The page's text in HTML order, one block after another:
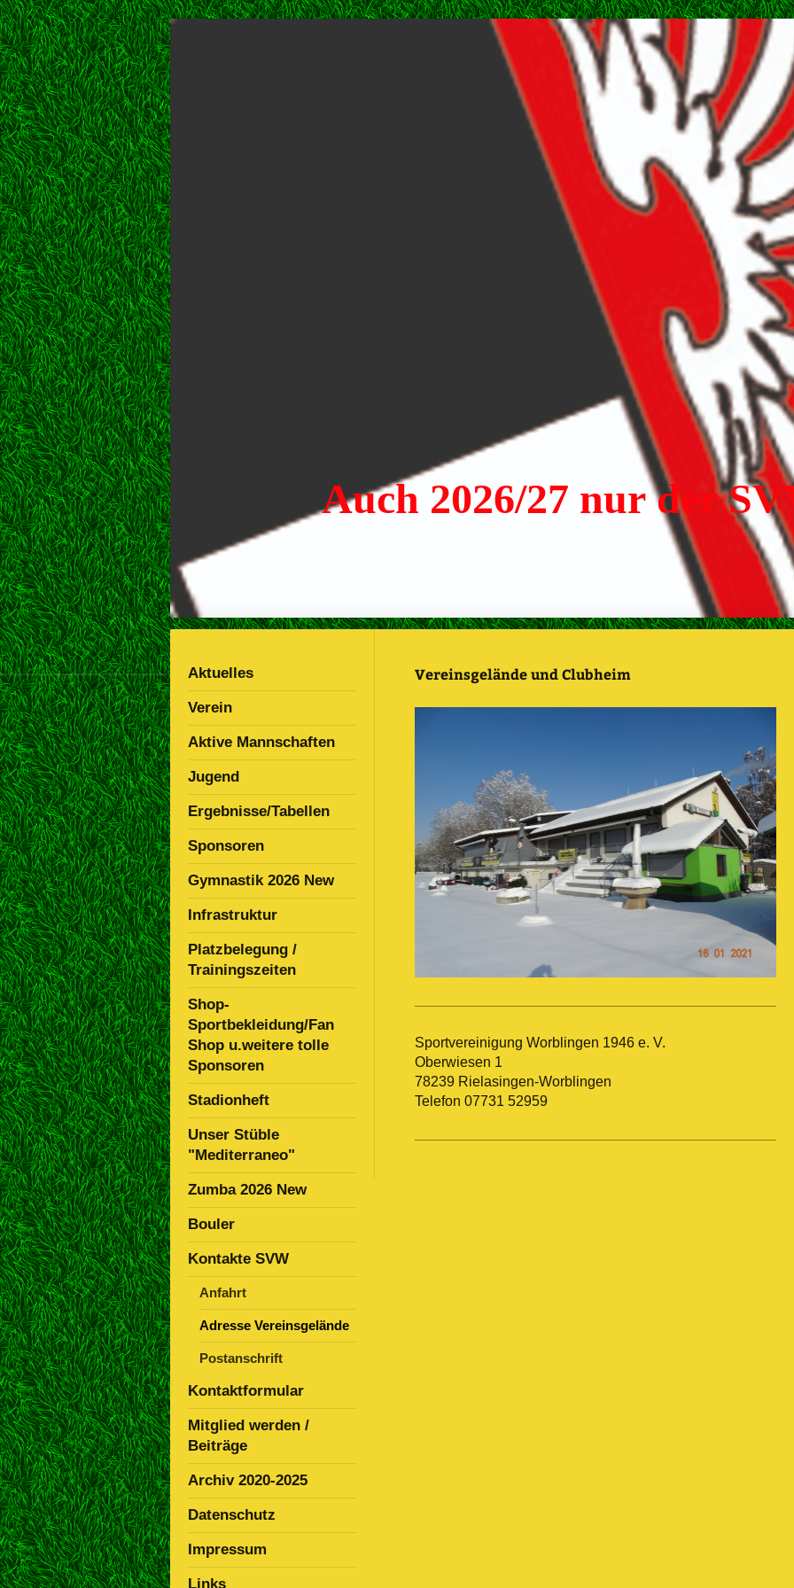
Auch 2026/27 nur der
Aktuelles
Verein
Aktive Mannschaften
Jugend
Ergebnisse/Tabellen
Sponsoren
Gymnastik 2026 New
Infrastruktur
Platzbelegung /
Trainingszeiten
Shop-
Sportbekleidung/Fan
Shop u.weitere tolle
Sponsoren
Stadionheft
Unser Stüble
"Mediterraneo"
Zumba 2026 New
Bouler
Kontakte SVW
Anfahrt
Adresse Vereinsgelände
Postanschrift
Kontaktformular
Mitglied werden /
Beiträge
Archiv 2020-2025
Datenschutz
Impressum
Links
Vereinsgelände und Clubheim
Sportvereinigung Worblingen 1946 e. V.
Oberwiesen 1
78239 Rielasingen-Worblingen
Telefon 07731 52959